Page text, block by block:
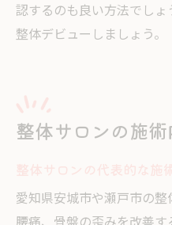
認するのも良い方法でし
整体デビューしましょう。
整体サロンの施
愛知県安城市や瀬戸市の